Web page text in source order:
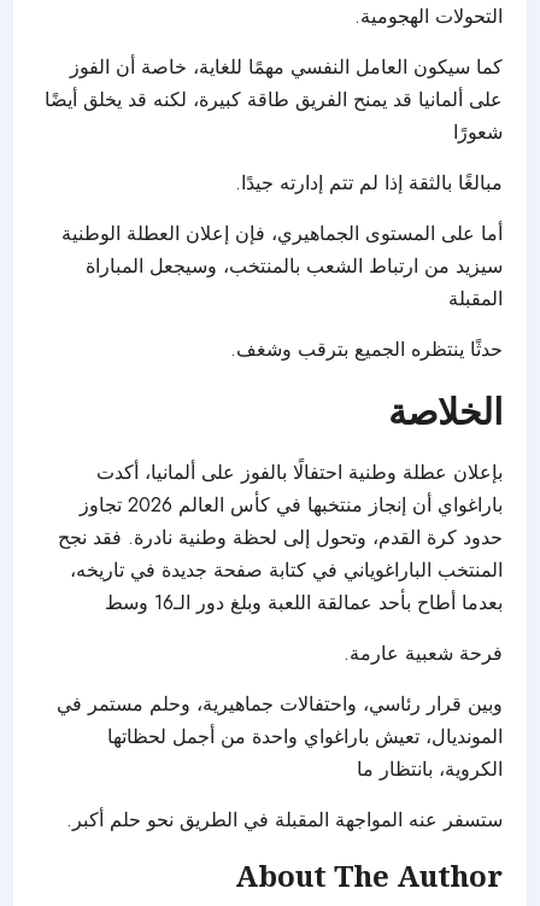
التحولات الهجومية.
كما سيكون العامل النفسي مهمًا للغاية، خاصة أن الفوز
على ألمانيا قد يمنح الفريق طاقة كبيرة، لكنه قد يخلق أيضًا
شعورًا
مبالغًا بالثقة إذا لم تتم إدارته جيدًا.
أما على المستوى الجماهيري، فإن إعلان العطلة الوطنية
سيزيد من ارتباط الشعب بالمنتخب، وسيجعل المباراة
المقبلة
حدثًا ينتظره الجميع بترقب وشغف.
الخلاصة
بإعلان عطلة وطنية احتفالًا بالفوز على ألمانيا، أكدت
باراغواي أن إنجاز منتخبها في كأس العالم 2026 تجاوز
حدود كرة القدم، وتحول إلى لحظة وطنية نادرة. فقد نجح
المنتخب الباراغوياني في كتابة صفحة جديدة في تاريخه،
بعدما أطاح بأحد عمالقة اللعبة وبلغ دور الـ16 وسط
فرحة شعبية عارمة.
وبين قرار رئاسي، واحتفالات جماهيرية، وحلم مستمر في
المونديال، تعيش باراغواي واحدة من أجمل لحظاتها
الكروية، بانتظار ما
ستسفر عنه المواجهة المقبلة في الطريق نحو حلم أكبر.
About The Author